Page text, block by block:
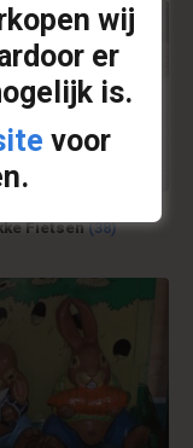
Fietsen(38)
wij
er
is.
voor